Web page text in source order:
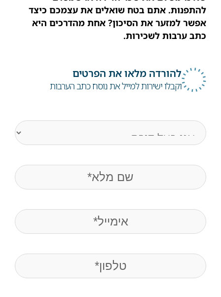
להתפנות. אתם בטח שואלים את עצמכם כיצד
אפשר למזער את הסיכון? אחת מהדרכים היא
כתב ערבות לשכירות.
להורדה מלאו את הפרטים
וקבלו ישירות למייל את נוסח כתב הערבות